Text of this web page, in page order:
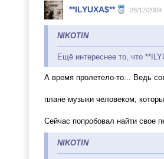
**ILYUXA$** 28/12/2009
NIKOTIN
Ещё интереснее то, что
А время пролетело-то... Ведь
плане музыки человеком,
Сейчас попробовал найти свое
NIKOTIN